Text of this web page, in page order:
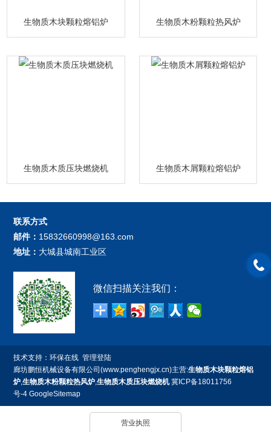
生物质木块颗粒熔铝炉 生物质木粉颗粒热风炉
生物质木质压块燃烧机 生物质木屑颗粒熔铝炉
联系方式
邮件： 15832660998@163.com
地址： 大城县城南工业区
微信扫描关注我们：
技术支持：环保在线 管理登陆
廊坊鹏恒机械设备有限公司(www.penghengjx.cn)主营:生物质木块颗粒熔铝
炉 ,生物质木粉颗粒热风炉 ,生物质木质压块燃烧机 冀ICP备18011756
号-4 GoogleSitemap
营业执照